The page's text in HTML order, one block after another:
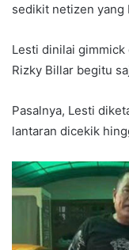
sedikit netizen yang
Lesti dinilai gimmick
Rizky Billar begitu
Pasalnya, Lesti
lantaran dicekik